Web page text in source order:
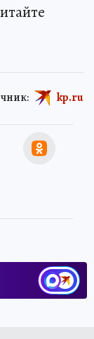
kp.ru